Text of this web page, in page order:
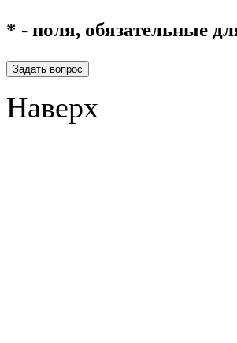
* - поля, обязательные
Задать вопрос
Наверх